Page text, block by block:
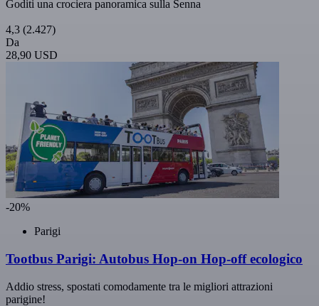
Goditi una crociera panoramica sulla Senna
4,3 (2.427)
Da
28,90 USD
-20%
Parigi
Tootbus Parigi: Autobus Hop-on Hop-off ecologico
Addio stress, spostati comodamente tra le migliori attrazioni
parigine!